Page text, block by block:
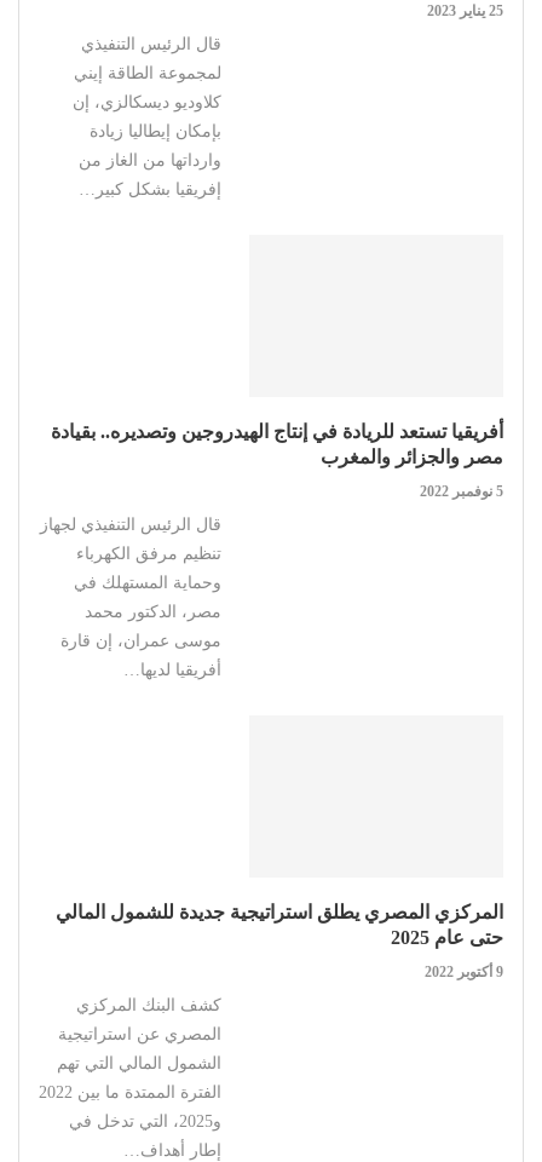
25 يناير 2023
قال الرئيس التنفيذي
لمجموعة الطاقة إيني
كلاوديو ديسكالزي، إن
بإمكان إيطاليا زيادة
وارداتها من الغاز من
إفريقيا بشكل كبير…
أفريقيا تستعد للريادة في إنتاج الهيدروجين وتصديره.. بقيادة
مصر والجزائر والمغرب
5 نوفمبر 2022
قال الرئيس التنفيذي لجهاز
تنظيم مرفق الكهرباء
وحماية المستهلك في
مصر، الدكتور محمد
موسى عمران، إن قارة
أفريقيا لديها…
المركزي المصري يطلق استراتيجية جديدة للشمول المالي
حتى عام 2025
9 أكتوبر 2022
كشف البنك المركزي
المصري عن استراتيجية
الشمول المالي التي تهم
الفترة الممتدة ما بين 2022
و2025، التي تدخل في
إطار أهداف…